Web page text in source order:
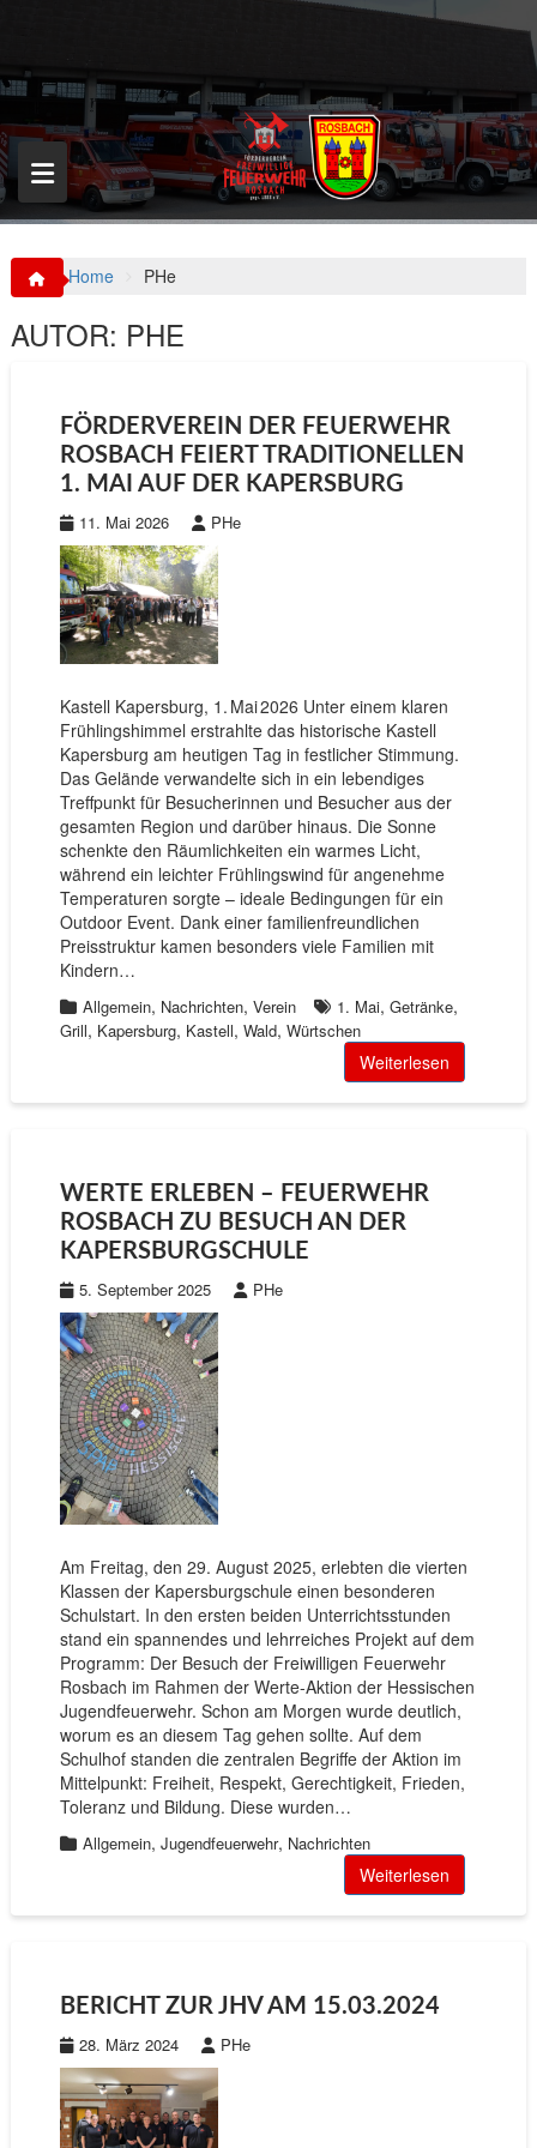
p
o
c
o
n
t
Home PHe
AUTOR: PHE
FÖRDERVEREIN DER FEUERWEHR
ROSBACH FEIERT TRADITIONELLEN
1. MAI AUF DER KAPERSBURG
11. Mai 2026 PHe
Kastell Kapersburg, 1. Mai 2026 Unter einem klaren
Frühlingshimmel erstrahlte das historische Kastell
Kapersburg am heutigen Tag in festlicher Stimmung.
Das Gelände verwandelte sich in ein lebendiges
Treffpunkt für Besucherinnen und Besucher aus der
gesamten Region und darüber hinaus. Die Sonne
schenkte den Räumlichkeiten ein warmes Licht,
während ein leichter Frühlingswind für angenehme
Temperaturen sorgte – ideale Bedingungen für ein
Outdoor Event. Dank einer familienfreundlichen
Preisstruktur kamen besonders viele Familien mit
Kindern…
Allgemein, Nachrichten, Verein 1. Mai, Getränke,
Grill, Kapersburg, Kastell, Wald, Würtschen
Weiterlesen
WERTE ERLEBEN – FEUERWEHR
ROSBACH ZU BESUCH AN DER
KAPERSBURGSCHULE
5. September 2025 PHe
Am Freitag, den 29. August 2025, erlebten die vierten
Klassen der Kapersburgschule einen besonderen
Schulstart. In den ersten beiden Unterrichtsstunden
stand ein spannendes und lehrreiches Projekt auf dem
Programm: Der Besuch der Freiwilligen Feuerwehr
Rosbach im Rahmen der Werte-Aktion der Hessischen
Jugendfeuerwehr. Schon am Morgen wurde deutlich,
worum es an diesem Tag gehen sollte. Auf dem
Schulhof standen die zentralen Begriffe der Aktion im
Mittelpunkt: Freiheit, Respekt, Gerechtigkeit, Frieden,
Toleranz und Bildung. Diese wurden…
Allgemein, Jugendfeuerwehr, Nachrichten
Weiterlesen
BERICHT ZUR JHV AM 15.03.2024
28. März 2024 PHe